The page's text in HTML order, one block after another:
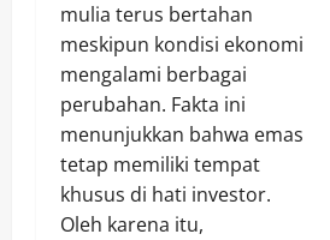
mulia terus bertahan
meskipun kondisi ekonomi
mengalami berbagai
perubahan. Fakta ini
menunjukkan bahwa emas
tetap memiliki tempat
khusus di hati investor.
Oleh karena itu,